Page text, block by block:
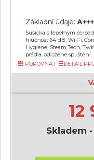
Základní údaje: A+++
Sušička s tepelným
hlučnost 64 dB, Wi-Fi,
Hygiene, Steam Tech,
prádla, odložené spuštění
POROVNAT
DETAIL
12
Skladem